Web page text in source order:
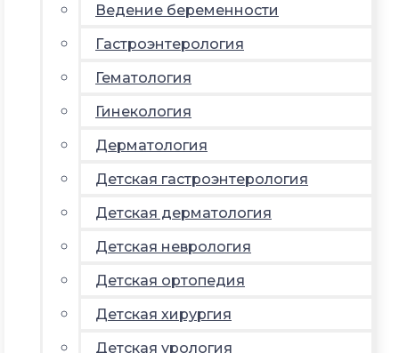
Ведение беременности
Гастроэнтерология
Гематология
Гинекология
Дерматология
Детская гастроэнтерология
Детская дерматология
Детская неврология
Детская ортопедия
Детская хирургия
Детская урология